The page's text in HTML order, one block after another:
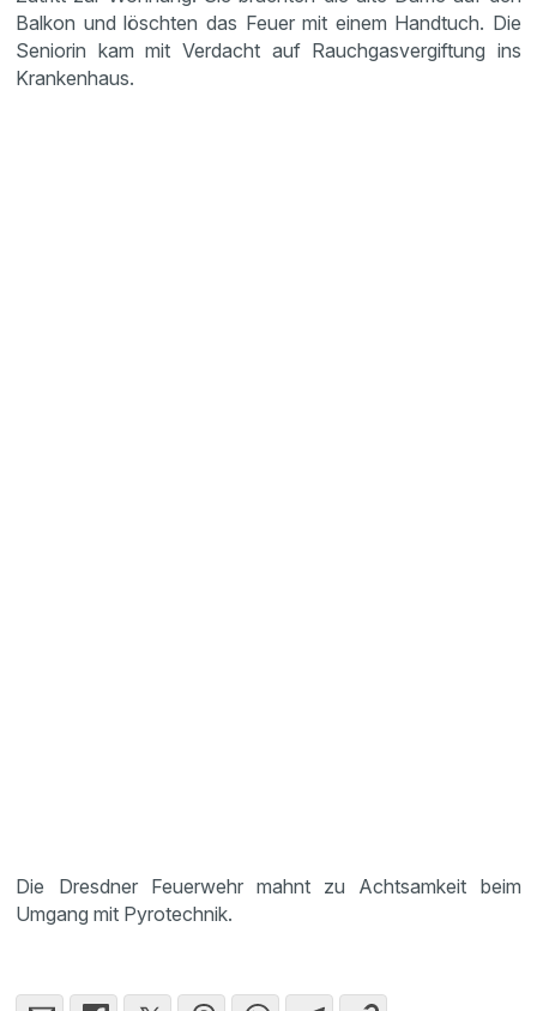
Balkon und löschten das Feuer mit einem Handtuch. Die
Seniorin kam mit Verdacht auf Rauchgasvergiftung ins
Krankenhaus.
Die Dresdner Feuerwehr mahnt zu Achtsamkeit beim
Umgang mit Pyrotechnik.